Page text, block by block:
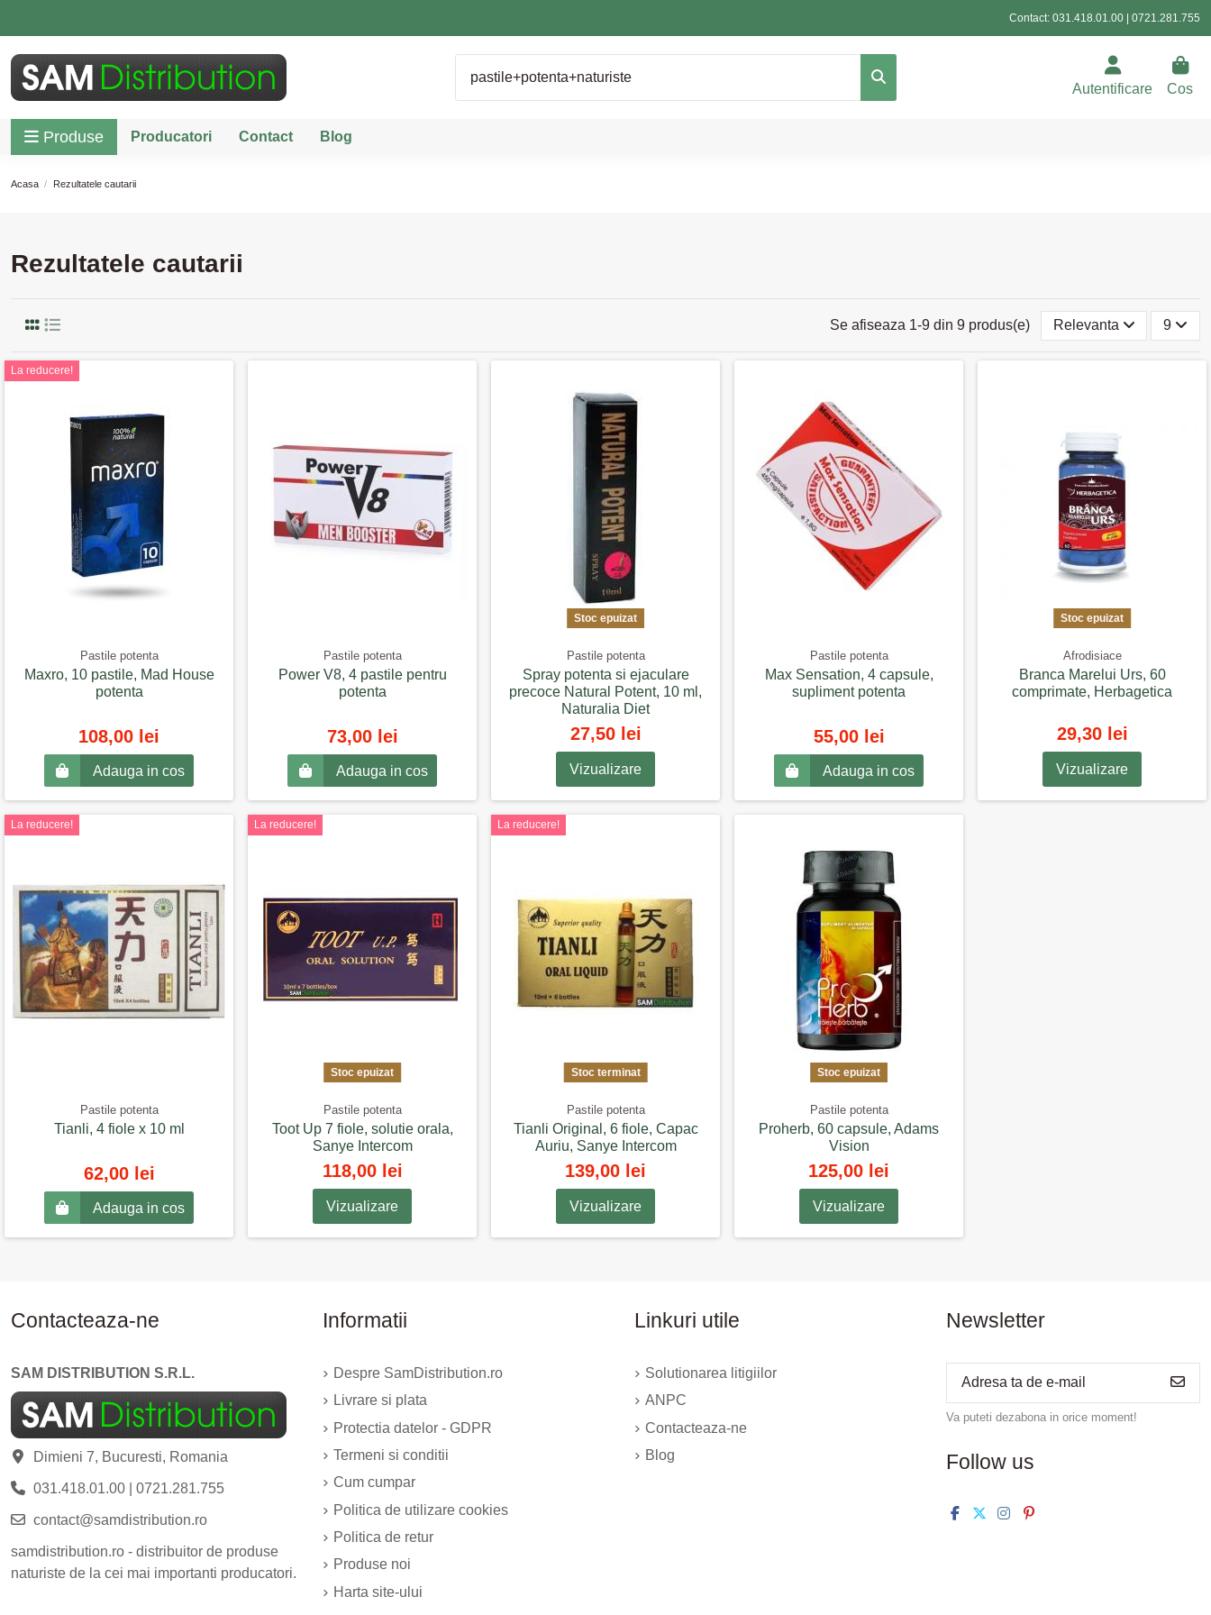
Contact: 031.418.01.00 0721.281.755
Autentificare Cos
Produse Producatori Contact Blog
Acasa Rezultatele cautarii
Rezultatele cautarii
Se afiseaza 1-9 din 9 produs(e) Relevanta 9
La reducere!
Pastile potenta
Maxro, 10 pastile, Mad House
potenta
108,00 lei
Adauga in cos
Pastile potenta
Power V8, 4 pastile pentru
potenta
73,00 lei
Adauga in cos
Stoc epuizat
Pastile potenta
Spray potenta si ejaculare
precoce Natural Potent, 10 ml,
Naturalia Diet
27,50 lei
Vizualizare
Pastile potenta
Max Sensation, 4 capsule,
supliment potenta
55,00 lei
Adauga in cos
Stoc epuizat
Afrodisiace
Branca Marelui Urs, 60
comprimate, Herbagetica
29,30 lei
Vizualizare
La reducere!
Pastile potenta
Tianli, 4 fiole x 10 ml
62,00 lei
Adauga in cos
La reducere!
Stoc epuizat
Pastile potenta
Toot Up 7 fiole, solutie orala,
Sanye Intercom
118,00 lei
Vizualizare
La reducere!
Stoc terminat
Pastile potenta
Tianli Original, 6 fiole, Capac
Auriu, Sanye Intercom
139,00 lei
Vizualizare
Stoc epuizat
Pastile potenta
Proherb, 60 capsule, Adams
Vision
125,00 lei
Vizualizare
Contacteaza-ne
SAM DISTRIBUTION S.R.L.
Dimieni 7, Bucuresti, Romania
031.418.01.00| 0721.281.755
contact@samdistribution.ro
samdistribution.ro - distribuitor de produse
naturiste de la cei mai importanti producatori.
Informatii
Despre SamDistribution.ro
Livrare si plata
Protectia datelor - GDPR
Termeni si conditii
Cum cumpar
Politica de utilizare cookies
Politica de retur
Produse noi
Harta site-ului
Linkuri utile
Solutionarea litigiilor
ANPC
Contacteaza-ne
Blog
Newsletter
Va puteti dezabona in orice moment!
Follow us